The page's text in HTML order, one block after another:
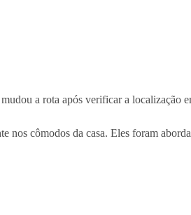
a rota após verificar a localização
nos cômodos da casa. Eles foram